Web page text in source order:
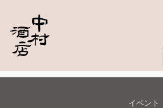
イベント